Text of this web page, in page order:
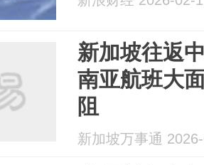
新加坡往返
南亚航班大
阻
新加坡万事通